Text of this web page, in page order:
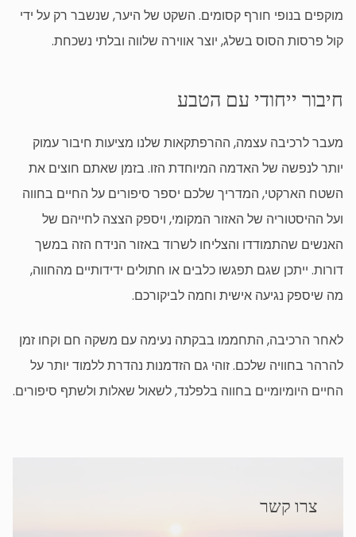
מוקפים בנופי חורף קסומים. השקט של היער, שנשבר רק על ידי
קול פרסות הסוס בשלג, יוצר אווירה שלווה ובלתי נשכחת.
חיבור ייחודי עם הטבע
מעבר לרכיבה עצמה, ההרפתקאות שלנו מציעות חיבור עמוק
יותר לנפשה של האדמה המיוחדת הזו. בזמן שאתם חוצים את
השטח הארקטי, המדריך שלכם יספר סיפורים על החיים בחווה
ועל ההיסטוריה של האזור המקומי, ויספק הצצה לחייהם של
האנשים שהתמודדו והצליחו לשרוד באזור הנידח הזה במשך
דורות. ייתכן שגם תפגשו כלבים או חתולים ידידותיים מהחווה,
מה שיספק נגיעה אישית וחמה לביקורכם.
לאחר הרכיבה, התחממו בבקתה נעימה עם משקה חם וקחו זמן
להרהר בחוויה שלכם. זוהי גם הזדמנות נהדרת ללמוד יותר על
החיים היומיומיים בחווה בלפלנד, לשאול שאלות ולשתף סיפורים.
צרו קשר